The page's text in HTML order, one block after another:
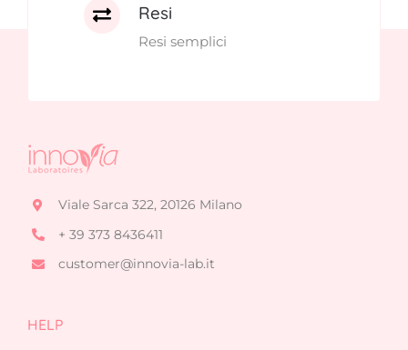
Resi
Resi semplici
Viale Sarca 322, 20126 Milano
+ 39 373 8436411
customer@innovia-lab.it
HELP